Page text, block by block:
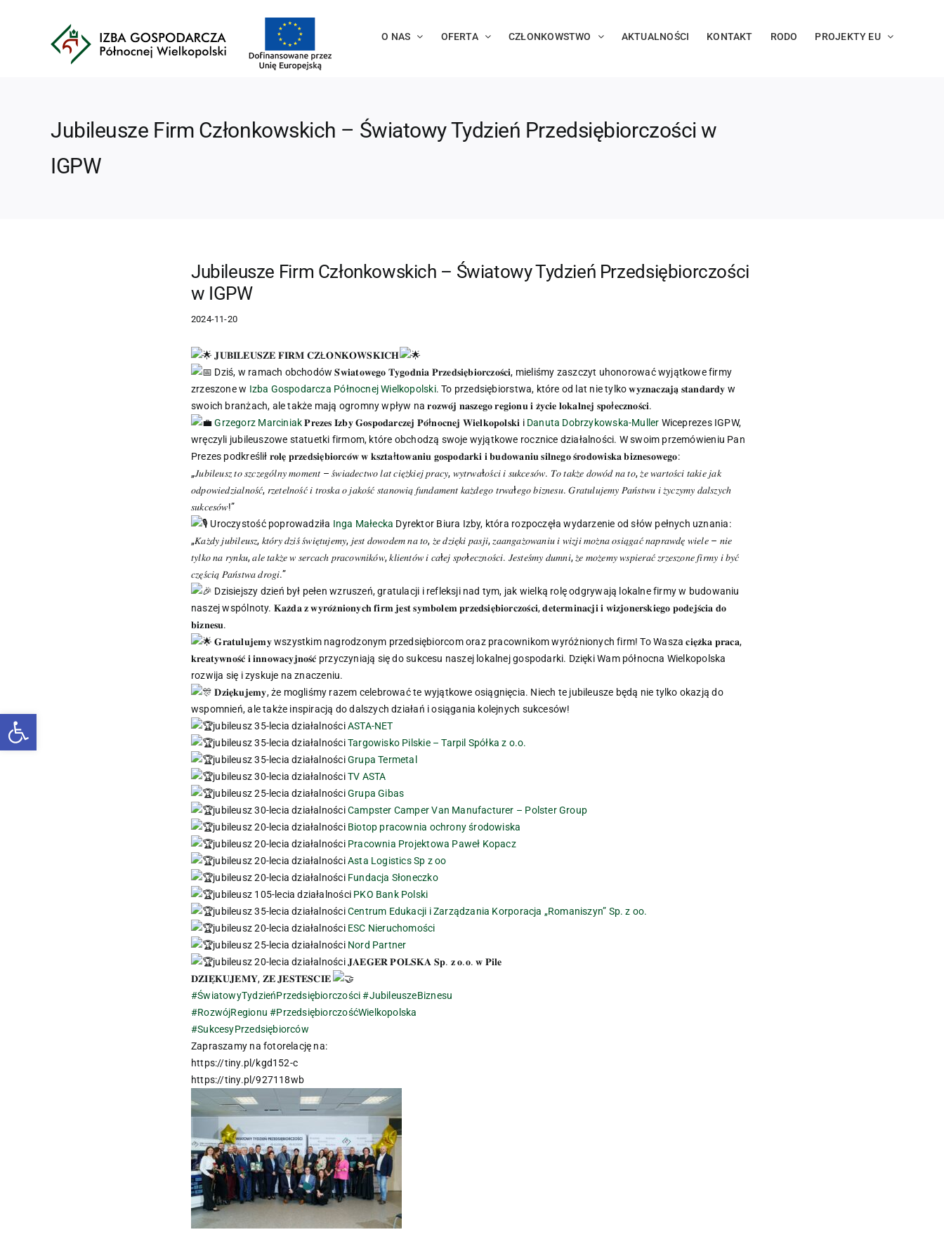
Otwórz pasek narzędzi
O NAS OFERTA CZŁONKOWSTWO AKTUALNOŚCI KONTAKT RODO PROJEKTY EU
Jubileusze Firm Członkowskich – Światowy Tydzień Przedsiębiorczości w
IGPW
Jubileusze Firm Członkowskich – Światowy Tydzień Przedsiębiorczości
w IGPW
2024-11-20
𝐉𝐔𝐁𝐈𝐋𝐄𝐔𝐒𝐙𝐄 𝐅𝐈𝐑𝐌 𝐂𝐙Ł𝐎𝐍𝐊𝐎𝐖𝐒𝐊𝐈𝐂𝐇
Dziś, w ramach obchodów 𝐒́𝐰𝐢𝐚𝐭𝐨𝐰𝐞𝐠𝐨 𝐓𝐲𝐠𝐨𝐝𝐧𝐢𝐚 𝐏𝐫𝐳𝐞𝐝𝐬𝐢𝐞̨𝐛𝐢𝐨𝐫𝐜𝐳𝐨𝐬́𝐜𝐢, mieliśmy zaszczyt uhonorować wyjątkowe firmy
zrzeszone w Izba Gospodarcza Północnej Wielkopolski. To przedsiębiorstwa, które od lat nie tylko 𝐰𝐲𝐳𝐧𝐚𝐜𝐳𝐚𝐣𝐚̨ 𝐬𝐭𝐚𝐧𝐝𝐚𝐫𝐝𝐲 w
swoich branżach, ale także mają ogromny wpływ na 𝐫𝐨𝐳𝐰𝐨́𝐣 𝐧𝐚𝐬𝐳𝐞𝐠𝐨 𝐫𝐞𝐠𝐢𝐨𝐧𝐮 𝐢 𝐳̇𝐲𝐜𝐢𝐞 𝐥𝐨𝐤𝐚𝐥𝐧𝐞𝐣 𝐬𝐩𝐨ł𝐞𝐜𝐳𝐧𝐨𝐬́𝐜𝐢.
Grzegorz Marciniak𝐏𝐫𝐞𝐳𝐞𝐬 𝐈𝐳𝐛𝐲 𝐆𝐨𝐬𝐩𝐨𝐝𝐚𝐫𝐜𝐳𝐞𝐣 𝐏𝐨́ł𝐧𝐨𝐜𝐧𝐞𝐣 𝐖𝐢𝐞𝐥𝐤𝐨𝐩𝐨𝐥𝐬𝐤𝐢 i Danuta Dobrzykowska-Muller Wiceprezes IGPW,
wręczyli jubileuszowe statuetki firmom, które obchodzą swoje wyjątkowe rocznice działalności. W swoim przemówieniu Pan
Prezes podkreślił 𝐫𝐨𝐥𝐞̨ 𝐩𝐫𝐳𝐞𝐝𝐬𝐢𝐞̨𝐛𝐢𝐨𝐫𝐜𝐨́𝐰 𝐰 𝐤𝐬𝐳𝐭𝐚ł𝐭𝐨𝐰𝐚𝐧𝐢𝐮 𝐠𝐨𝐬𝐩𝐨𝐝𝐚𝐫𝐤𝐢 𝐢 𝐛𝐮𝐝𝐨𝐰𝐚𝐧𝐢𝐮 𝐬𝐢𝐥𝐧𝐞𝐠𝐨 𝐬́𝐫𝐨𝐝𝐨𝐰𝐢𝐬𝐤𝐚 𝐛𝐢𝐳𝐧𝐞𝐬𝐨𝐰𝐞𝐠𝐨:
„𝐽𝑢𝑏𝑖𝑙𝑒𝑢𝑠𝑧 𝑡𝑜 𝑠𝑧𝑐𝑧𝑒𝑔𝑜́𝑙𝑛𝑦 𝑚𝑜𝑚𝑒𝑛𝑡 – 𝑠́𝑤𝑖𝑎𝑑𝑒𝑐𝑡𝑤𝑜 𝑙𝑎𝑡 𝑐𝑖𝑒̨𝑧̇𝑘𝑖𝑒𝑗 𝑝𝑟𝑎𝑐𝑦, 𝑤𝑦𝑡𝑟𝑤𝑎ł𝑜𝑠́𝑐𝑖 𝑖 𝑠𝑢𝑘𝑐𝑒𝑠𝑜́𝑤. 𝑇𝑜 𝑡𝑎𝑘𝑧̇𝑒 𝑑𝑜𝑤𝑜́𝑑 𝑛𝑎 𝑡𝑜, 𝑧̇𝑒 𝑤𝑎𝑟𝑡𝑜𝑠́𝑐𝑖 𝑡𝑎𝑘𝑖𝑒 𝑗𝑎𝑘
𝑜𝑑𝑝𝑜𝑤𝑖𝑒𝑑𝑧𝑖𝑎𝑙𝑛𝑜𝑠́𝑐́, 𝑟𝑧𝑒𝑡𝑒𝑙𝑛𝑜𝑠́𝑐́ 𝑖 𝑡𝑟𝑜𝑠𝑘𝑎 𝑜 𝑗𝑎𝑘𝑜𝑠́𝑐́ 𝑠𝑡𝑎𝑛𝑜𝑤𝑖𝑎̨ 𝑓𝑢𝑛𝑑𝑎𝑚𝑒𝑛𝑡 𝑘𝑎𝑧̇𝑑𝑒𝑔𝑜 𝑡𝑟𝑤𝑎ł𝑒𝑔𝑜 𝑏𝑖𝑧𝑛𝑒𝑠𝑢. 𝐺𝑟𝑎𝑡𝑢𝑙𝑢𝑗𝑒𝑚𝑦 𝑃𝑎𝑛́𝑠𝑡𝑤𝑢 𝑖 𝑧̇𝑦𝑐𝑧𝑦𝑚𝑦 𝑑𝑎𝑙𝑠𝑧𝑦𝑐ℎ
𝑠𝑢𝑘𝑐𝑒𝑠𝑜́𝑤!”
Uroczystość poprowadziła Inga Małecka Dyrektor Biura Izby, która rozpoczęła wydarzenie od słów pełnych uznania:
„𝐾𝑎𝑧̇𝑑𝑦 𝑗𝑢𝑏𝑖𝑙𝑒𝑢𝑠𝑧, 𝑘𝑡𝑜́𝑟𝑦 𝑑𝑧𝑖𝑠́ 𝑠́𝑤𝑖𝑒̨𝑡𝑢𝑗𝑒𝑚𝑦, 𝑗𝑒𝑠𝑡 𝑑𝑜𝑤𝑜𝑑𝑒𝑚 𝑛𝑎 𝑡𝑜, 𝑧̇𝑒 𝑑𝑧𝑖𝑒̨𝑘𝑖 𝑝𝑎𝑠𝑗𝑖, 𝑧𝑎𝑎𝑛𝑔𝑎𝑧̇𝑜𝑤𝑎𝑛𝑖𝑢 𝑖 𝑤𝑖𝑧𝑗𝑖 𝑚𝑜𝑧̇𝑛𝑎 𝑜𝑠𝑖𝑎̨𝑔𝑎𝑐́ 𝑛𝑎𝑝𝑟𝑎𝑤𝑑𝑒̨ 𝑤𝑖𝑒𝑙𝑒 – 𝑛𝑖𝑒
𝑡𝑦𝑙𝑘𝑜 𝑛𝑎 𝑟𝑦𝑛𝑘𝑢, 𝑎𝑙𝑒 𝑡𝑎𝑘𝑧̇𝑒 𝑤 𝑠𝑒𝑟𝑐𝑎𝑐ℎ 𝑝𝑟𝑎𝑐𝑜𝑤𝑛𝑖𝑘𝑜́𝑤, 𝑘𝑙𝑖𝑒𝑛𝑡𝑜́𝑤 𝑖 𝑐𝑎ł𝑒𝑗 𝑠𝑝𝑜ł𝑒𝑐𝑧𝑛𝑜𝑠́𝑐𝑖. 𝐽𝑒𝑠𝑡𝑒𝑠́𝑚𝑦 𝑑𝑢𝑚𝑛𝑖, 𝑧̇𝑒 𝑚𝑜𝑧̇𝑒𝑚𝑦 𝑤𝑠𝑝𝑖𝑒𝑟𝑎𝑐́ 𝑧𝑟𝑧𝑒𝑠𝑧𝑜𝑛𝑒 𝑓𝑖𝑟𝑚𝑦 𝑖 𝑏𝑦𝑐́
𝑐𝑧𝑒̨𝑠́𝑐𝑖𝑎̨ 𝑃𝑎𝑛́𝑠𝑡𝑤𝑎 𝑑𝑟𝑜𝑔𝑖.”
Dzisiejszy dzień był pełen wzruszeń, gratulacji i refleksji nad tym, jak wielką rolę odgrywają lokalne firmy w budowaniu
naszej wspólnoty. 𝐊𝐚𝐳̇𝐝𝐚 𝐳 𝐰𝐲𝐫𝐨́𝐳̇𝐧𝐢𝐨𝐧𝐲𝐜𝐡 𝐟𝐢𝐫𝐦 𝐣𝐞𝐬𝐭 𝐬𝐲𝐦𝐛𝐨𝐥𝐞𝐦 𝐩𝐫𝐳𝐞𝐝𝐬𝐢𝐞̨𝐛𝐢𝐨𝐫𝐜𝐳𝐨𝐬́𝐜𝐢, 𝐝𝐞𝐭𝐞𝐫𝐦𝐢𝐧𝐚𝐜𝐣𝐢 𝐢 𝐰𝐢𝐳𝐣𝐨𝐧𝐞𝐫𝐬𝐤𝐢𝐞𝐠𝐨 𝐩𝐨𝐝𝐞𝐣𝐬́𝐜𝐢𝐚 𝐝𝐨
𝐛𝐢𝐳𝐧𝐞𝐬𝐮.
𝐆𝐫𝐚𝐭𝐮𝐥𝐮𝐣𝐞𝐦𝐲 wszystkim nagrodzonym przedsiębiorcom oraz pracownikom wyróżnionych firm! To Wasza 𝐜𝐢𝐞̨𝐳̇𝐤𝐚 𝐩𝐫𝐚𝐜𝐚,
𝐤𝐫𝐞𝐚𝐭𝐲𝐰𝐧𝐨𝐬́𝐜́ 𝐢 𝐢𝐧𝐧𝐨𝐰𝐚𝐜𝐲𝐣𝐧𝐨𝐬́𝐜́ przyczyniają się do sukcesu naszej lokalnej gospodarki. Dzięki Wam północna Wielkopolska
rozwija się i zyskuje na znaczeniu.
𝐃𝐳𝐢𝐞̨𝐤𝐮𝐣𝐞𝐦𝐲, że mogliśmy razem celebrować te wyjątkowe osiągnięcia. Niech te jubileusze będą nie tylko okazją do
wspomnień, ale także inspiracją do dalszych działań i osiągania kolejnych sukcesów!
jubileusz 35-lecia działalnościASTA-NET
jubileusz 35-lecia działalnościTargowisko Pilskie – Tarpil Spółka z o.o.
jubileusz 35-lecia działalnościGrupa Termetal
jubileusz 30-lecia działalnościTV ASTA
jubileusz 25-lecia działalnościGrupa Gibas
jubileusz 30-lecia działalnościCampster Camper Van Manufacturer – Polster Group
jubileusz 20-lecia działalności Biotop pracownia ochrony środowiska
jubileusz 20-lecia działalności Pracownia Projektowa Paweł Kopacz
jubileusz 20-lecia działalnościAsta Logistics Sp z oo
jubileusz 20-lecia działalności Fundacja Słoneczko
jubileusz 105-lecia działalności PKO Bank Polski
jubileusz 35-lecia działalnościCentrum Edukacji i Zarządzania Korporacja „Romaniszyn” Sp. z oo.
jubileusz 20-lecia działalności ESC Nieruchomości
jubileusz 25-lecia działalności Nord Partner
jubileusz 20-lecia działalności 𝐉𝐀𝐄𝐆𝐄𝐑 𝐏𝐎𝐋𝐒𝐊𝐀 𝐒𝐩. 𝐳 𝐨.𝐨. 𝐰 𝐏𝐢𝐥𝐞
𝐃𝐙𝐈𝐄̨𝐊𝐔𝐉𝐄𝐌𝐘, 𝐙̇𝐄 𝐉𝐄𝐒𝐓𝐄𝐒́𝐂𝐈𝐄
#ŚwiatowyTydzieńPrzedsiębiorczości #JubileuszeBiznesu
#RozwójRegionu #PrzedsiębiorczośćWielkopolska
#SukcesyPrzedsiębiorców
Zapraszamy na fotorelację na:
https://tiny.pl/kgd152-c
https://tiny.pl/927118wb